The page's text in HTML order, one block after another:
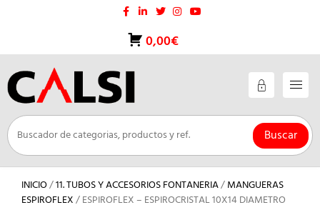
0,00€
Buscar
INICIO/11. TUBOS Y ACCESORIOS FONTANERIA/MANGUERAS
ESPIROFLEX/ ESPIROFLEX – ESPIROCRISTAL 10X14 DIAMETRO